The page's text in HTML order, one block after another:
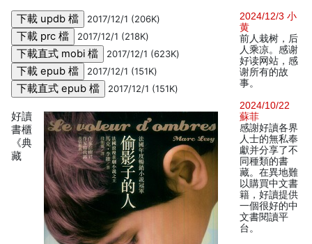
2017/12/1 (206K)
2017/12/1 (218K)
2017/12/1 (623K)
2017/12/1 (151K)
2017/12/1 (151K)
好讀
書櫃
《典
藏
2024/12/3 小
黄
前人栽树，后
人乘凉。感谢
好读网站，感
谢所有的故
事。
2024/10/22
蘇菲
感謝好讀各界
人士的無私奉
獻并分享了不
同種類的書
藏。在異地難
以購買中文書
籍，好讀提供
一個很好的中
文書閱讀平
台。